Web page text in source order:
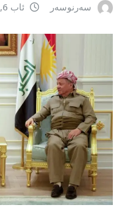
سەرنوسەر ئاب 6, 2026